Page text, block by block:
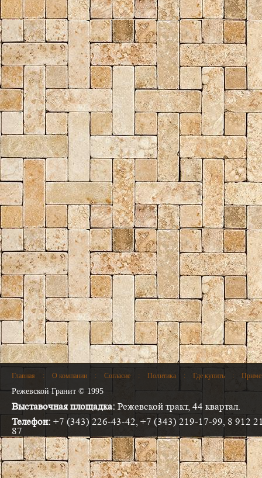
Главная : О компании : Согласие : Политика : Где купить :
Режевской Гранит © 1995
Выставочная площадка: Режевской тракт, 44 квартал.
Телефон: +7 (343) 226-43-42, +7 (343) 219-17-99, 8 912
87
Электронная почта:info@progranit.pro